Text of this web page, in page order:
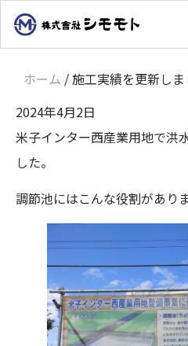
ホーム /施工実績を更新しま
2024年4月2日
米子インター西産業用地で洪
した。
調節池にはこんな役割があり